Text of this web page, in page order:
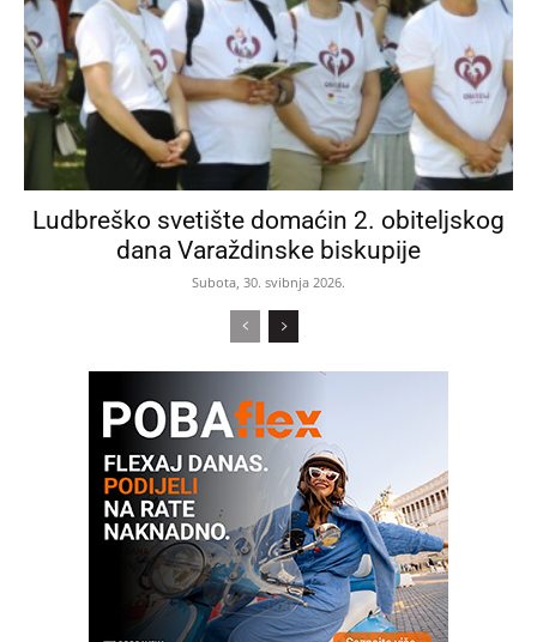
Ludbreško svetište domaćin 2. obiteljskog
dana Varaždinske biskupije
Subota, 30. svibnja 2026.